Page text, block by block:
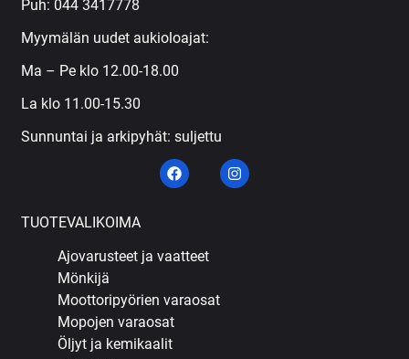
Puh: 044 3417778
Myymälän uudet aukioloajat:
Ma – Pe klo 12.00-18.00
La klo 11.00-15.30
Sunnuntai ja arkipyhät: suljettu
TUOTEVALIKOIMA
Ajovarusteet ja vaatteet
Mönkijä
Moottoripyörien varaosat
Mopojen varaosat
Öljyt ja kemikaalit